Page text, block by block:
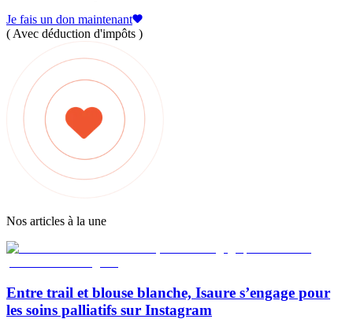
Je fais un don maintenant
( Avec déduction d'impôts )
Nos articles à la une
Entre trail et blouse blanche, Isaure s’engage pour
les soins palliatifs sur Instagram